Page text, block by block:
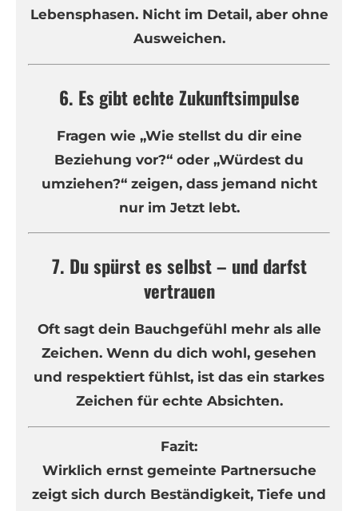
Lebensphasen. Nicht im Detail, aber ohne
Ausweichen.
6. Es gibt echte Zukunftsimpulse
Fragen wie „Wie stellst du dir eine
Beziehung vor?“ oder „Würdest du
umziehen?“ zeigen, dass jemand nicht
nur im Jetzt lebt.
7. Du spürst es selbst – und darfst
vertrauen
Oft sagt dein Bauchgefühl mehr als alle
Zeichen. Wenn du dich wohl, gesehen
und respektiert fühlst, ist das ein starkes
Zeichen für echte Absichten.
Fazit:
Wirklich ernst gemeinte Partnersuche
zeigt sich durch Beständigkeit, Tiefe und